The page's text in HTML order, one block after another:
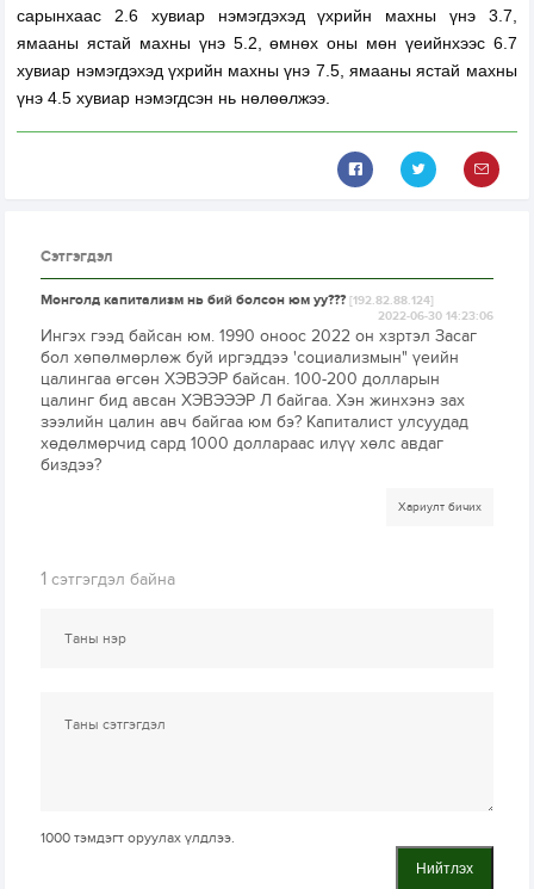
сарынхаас 2.6 хувиар нэмэгдэхэд үхрийн махны үнэ 3.7,
ямааны ястай махны үнэ 5.2, өмнөх оны мөн үеийнхээс 6.7
хувиар нэмэгдэхэд үхрийн махны үнэ 7.5, ямааны ястай махны
үнэ 4.5 хувиар нэмэгдсэн нь нөлөөлжээ.
Сэтгэгдэл
Монголд капитализм нь бий болсон юм уу???[192.82.88.124]
2022-06-30 14:23:06
Ингэх гээд байсан юм. 1990 оноос 2022 он хзртэл Засаг
бол хөпөлмөрлөж буй иргэддээ 'социализмын" үеийн
цалингаа өгсөн ХЭВЭЭР байсан. 100-200 долларын
цалинг бид авсан ХЭВЭЭЭР Л байгаа. Хэн жинхэнэ зах
зээлийн цалин авч байгаа юм бэ? Капиталист улсуудад
хөдөлмөрчид сард 1000 доллараас илүү хөлс авдаг
биздээ?
Хариулт бичих
1 сэтгэгдэл байна
1000 тэмдэгт оруулах үлдлээ.
Нийтлэх